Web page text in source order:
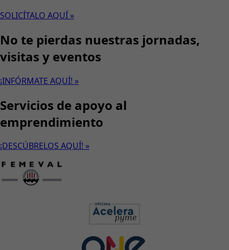
SOLICÍTALO AQUÍ »
No te pierdas nuestras jornadas,
visitas y eventos
¡INFÓRMATE AQUÍ! »
Servicios de apoyo al
emprendimiento
¡DESCÚBRELOS AQUÍ! »